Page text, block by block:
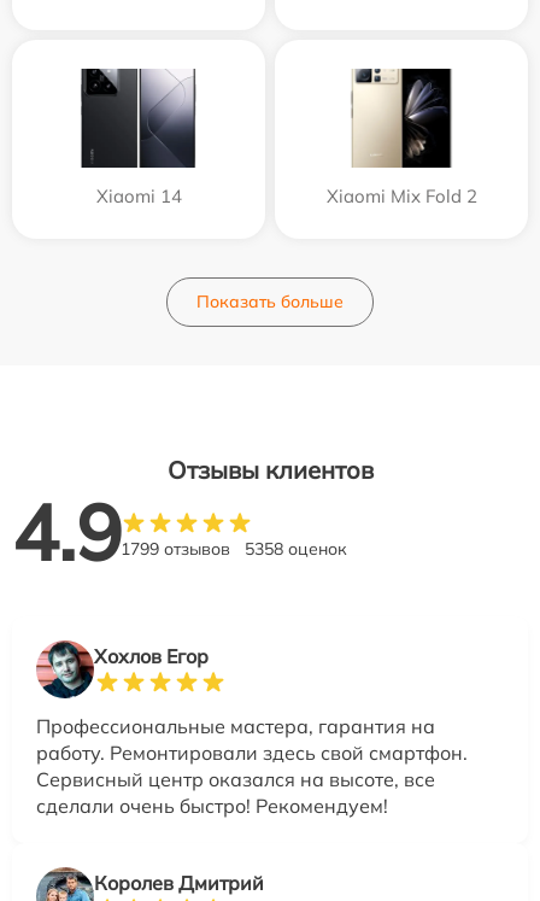
Xiaomi 14 Xiaomi Mix Fold 2
Показать больше
Отзывы клиентов
4.91799 отзывов 5358 оценок
Хохлов Егор
Профессиональные мастера, гарантия на
работу. Ремонтировали здесь свой смартфон.
Сервисный центр оказался на высоте, все
сделали очень быстро! Рекомендуем!
Королев Дмитрий